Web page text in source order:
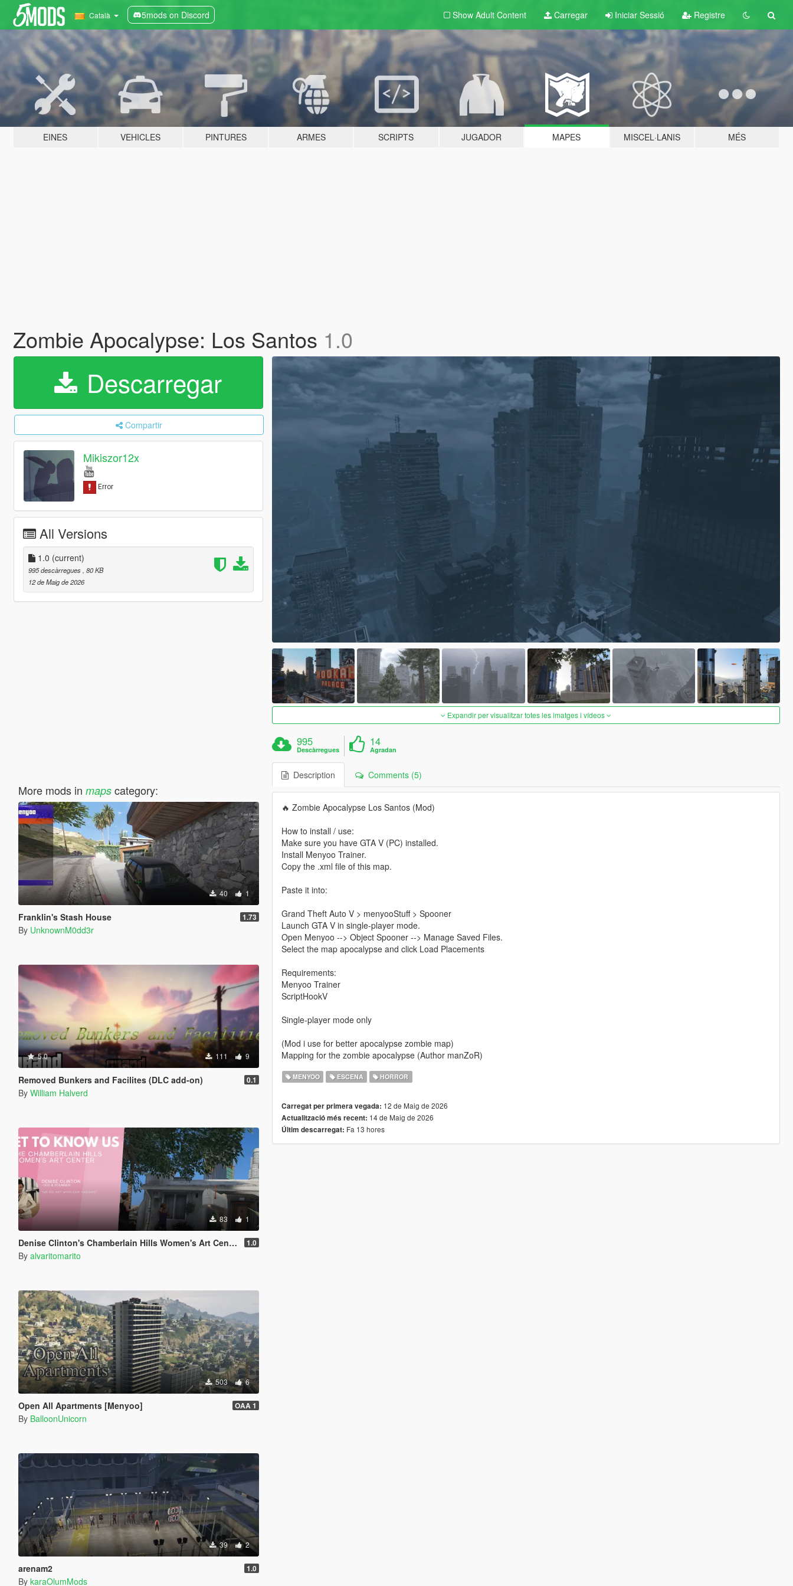
Català 5mods on Discord Show Adult Content Carregar Iniciar Sessió Registre
EINES VEHICLES PINTURES ARMES SCRIPTS JUGADOR MAPES MISCEL·LANIS MÉS
Zombie Apocalypse: Los Santos 1.0
Descarregar
Compartir
Mikiszor12x
All Versions
1.0 (current)
995 descàrregues , 80 KB
12 de Maig de 2026
More mods in mapscategory:
40 1
Franklin's Stash House 1.73
By UnknownM0dd3r
5.0 111 9
Removed Bunkers and Facilites (DLC add-on) 0.1
By William Halverd
83 1
Denise Clinton's Chamberlain Hills Women's Art Center 1.0
By alvaritomarito
503 6
Open All Apartments [Menyoo] OAA 1
By BalloonUnicorn
39 2
arenam2 1.0
By karaOlumMods
Expandir per visualitzar totes les imatges i vídeos
995
Descàrregues
14
Agradan
Description Comments (5)
🔥 Zombie Apocalypse Los Santos (Mod)
How to install / use:
Make sure you have GTA V (PC) installed.
Install Menyoo Trainer.
Copy the .xml file of this map.
Paste it into:
Grand Theft Auto V > menyooStuff > Spooner
Launch GTA V in single-player mode.
Open Menyoo --> Object Spooner --> Manage Saved Files.
Select the map apocalypse and click Load Placements
Requirements:
Menyoo Trainer
ScriptHookV
Single-player mode only
(Mod i use for better apocalypse zombie map)
Mapping for the zombie apocalypse (Author manZoR)
MENYOO ESCENA HORROR
Carregat per primera vegada: 12 de Maig de 2026
Actualització més recent: 14 de Maig de 2026
Últim descarregat: Fa 13 hores